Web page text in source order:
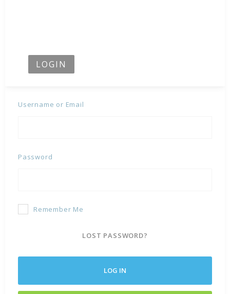
LOGIN
Username or Email
Password
Remember Me
LOST PASSWORD?
LOG IN